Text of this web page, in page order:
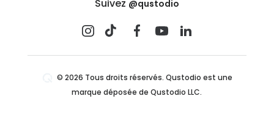
Suivez @qustodio
© 2026 Tous droits réservés. Qustodio est une
marque déposée de Qustodio LLC.